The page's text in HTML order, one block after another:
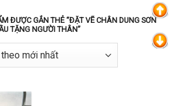
ĐƯỢC GẮN THẺ “ĐẶT VẼ CHÂN DUNG SƠN
TẶNG NGƯỜI THÂN”